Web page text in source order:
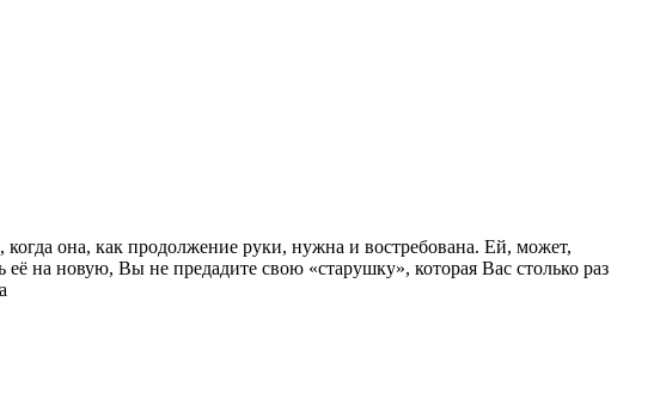
она, как продолжение руки, нужна и востребована. Ей, может,
на новую, Вы не предадите свою «старушку», которая Вас столько раз